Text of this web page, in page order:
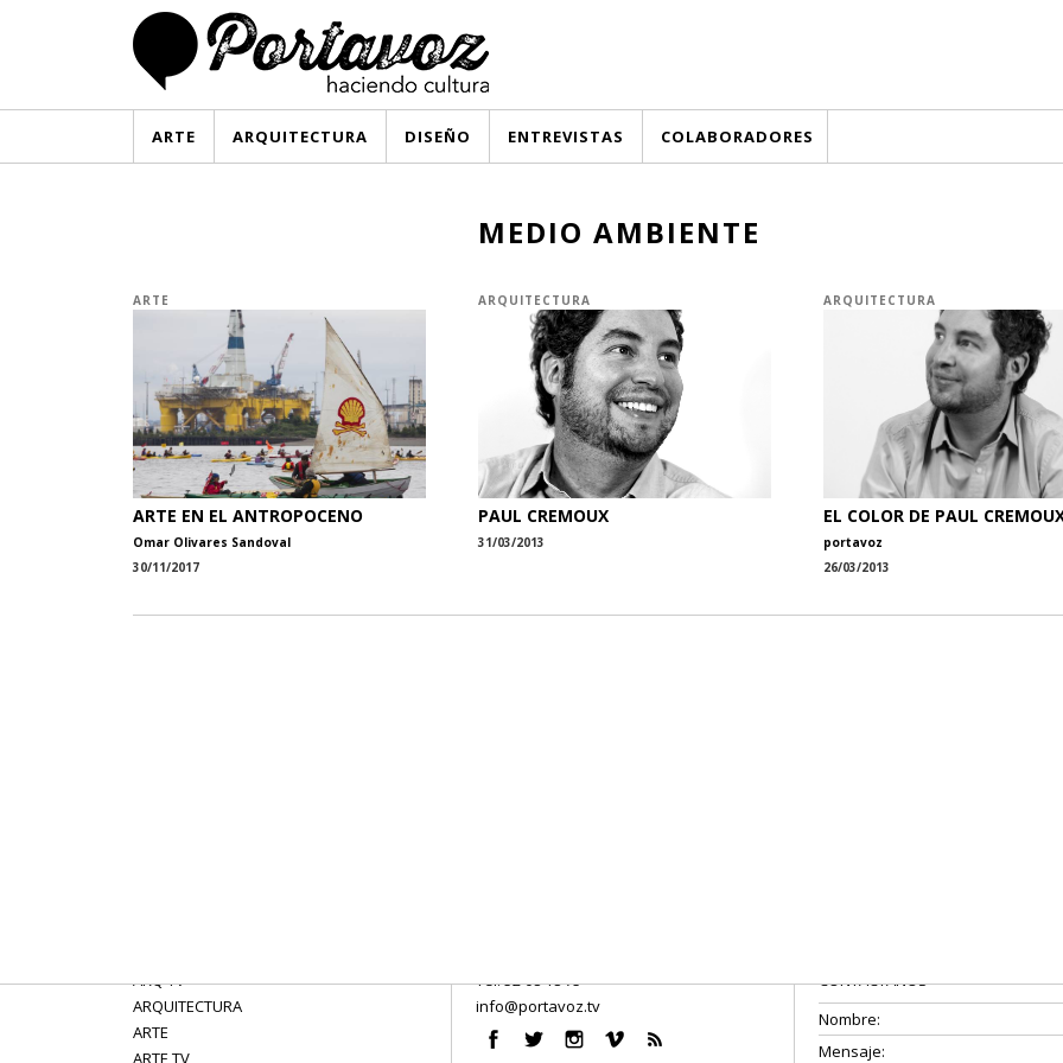
ARTE ARQUITECTURA DISEÑO ENTREVISTAS COLABORADORES
MEDIO AMBIENTE
ARTE
ARTE EN EL ANTROPOCENO
Omar Olivares Sandoval
30/11/2017
ARQUITECTURA
PAUL CREMOUX
31/03/2013
ARQUITECTURA
EL COLOR DE PAUL
portavoz
26/03/2013
ARQ TV
ARQUITECTURA
ARTE
ARTE TV
Tel: 52 08 18 75
info@portavoz.tv
CONTÁCTANOS